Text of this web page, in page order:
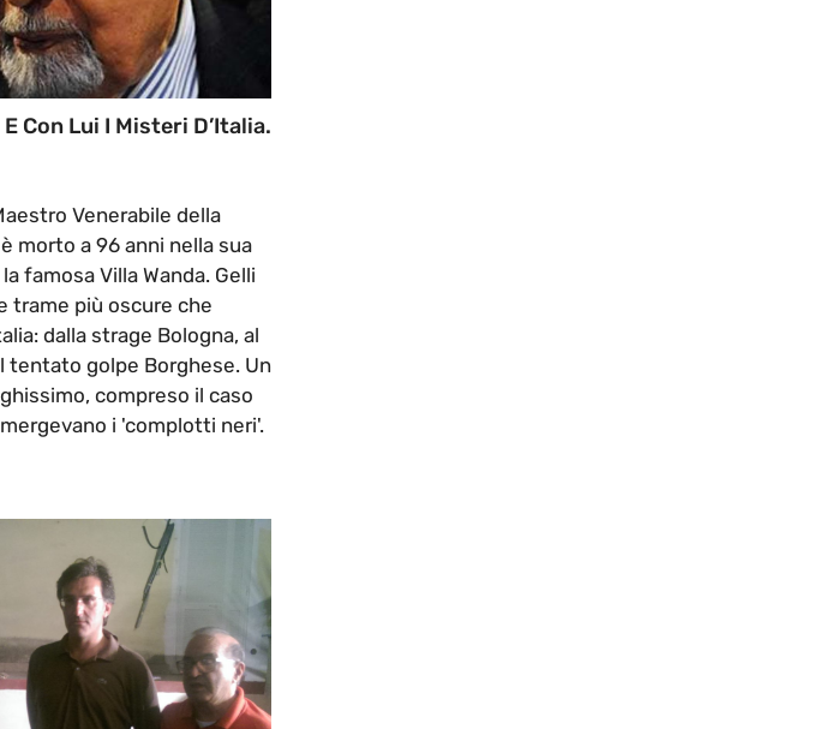
Con Lui I Misteri D’Italia.
Venerabile della
morto a 96 anni nella sua
famosa Villa Wanda. Gelli
trame più oscure che
dalla strage Bologna, al
tentato golpe Borghese. Un
compreso il caso
i 'complotti neri'.